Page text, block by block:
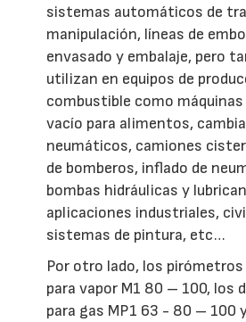
sistemas automáticos de
manipulación, líneas de
envasado y embalaje, pero
utilizan en equipos de
combustible como máquinas
vacío para alimentos,
neumáticos, camiones
de bomberos, inflado de
bombas hidráulicas y
aplicaciones industriales,
sistemas de pintura, etc…
Por otro lado, los
para vapor M1 80 – 100, los
para gas MP1 63 - 80 – 100